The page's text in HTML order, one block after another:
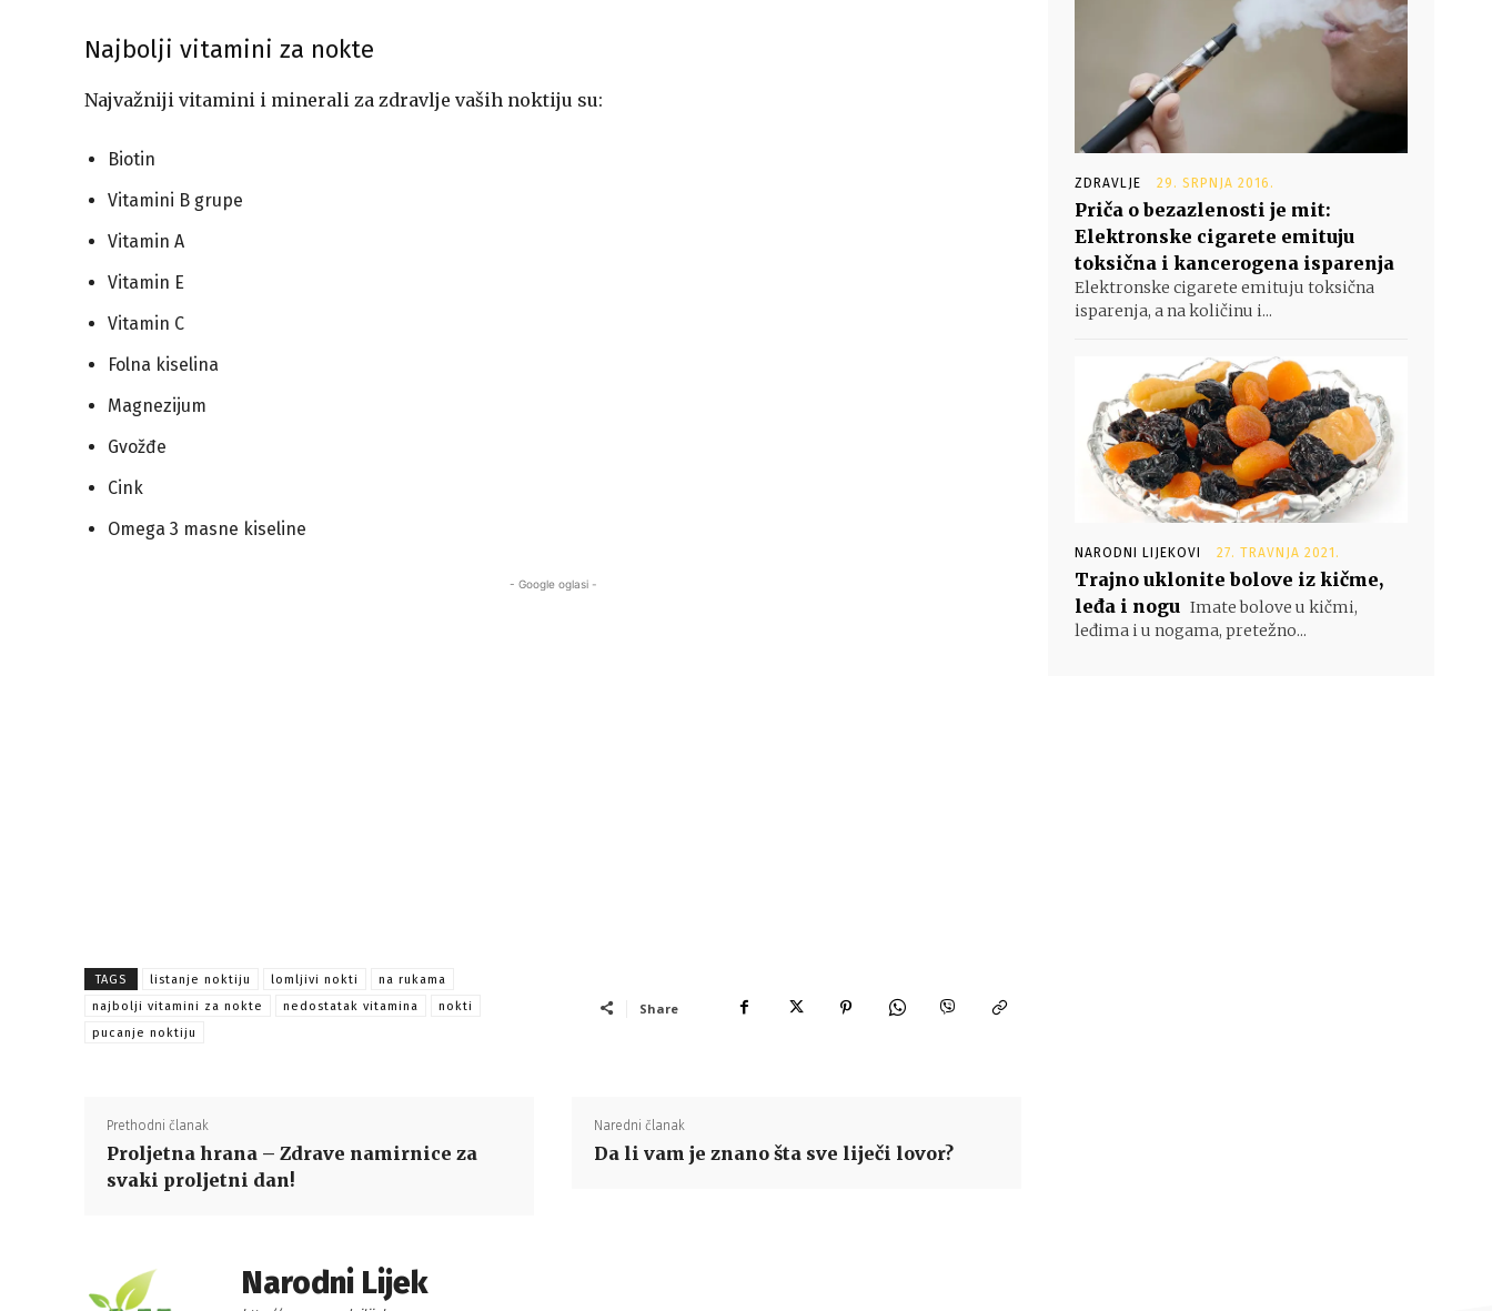
Najbolji vitamini za nokte
Najvažniji vitamini i minerali za zdravlje vaših noktiju su:
Biotin
Vitamini B grupe
Vitamin A
Vitamin E
Vitamin C
Folna kiselina
Magnezijum
Gvožđe
Cink
Omega 3 masne kiseline
- Google oglasi -
TAGS listanje noktiju lomljivi nokti
na rukama
najbolji vitamini za nokte
nedostatak vitamina
nokti
pucanje noktiju
Share
Prethodni članak
Proljetna hrana – Zdrave namirnice za
svaki proljetni dan!
Naredni članak
Da li vam je znano šta sve liječi lovor?
Narodni Lijek
ZDRAVLJE 29. SRPNJA 2016.
Priča o bezazlenosti je mit:
Elektronske cigarete emituju
toksična i kancerogena isparenja
Elektronske cigarete emituju toksična
isparenja, a na količinu i...
NARODNI LIJEKOVI 27. TRAVNJA 2021.
Trajno uklonite bolove iz kičme,
leđa i nogu Imate bolove u kičmi,
leđima i u nogama, pretežno...